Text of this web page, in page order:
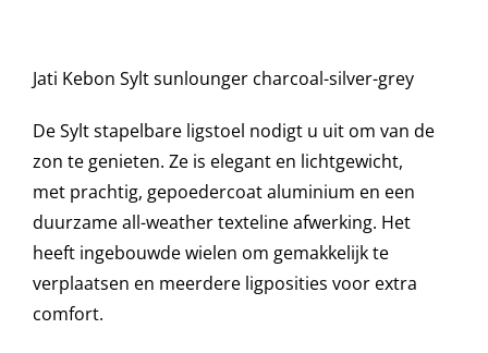
Verlichting
Onderhoud
Accessoires en Kado
(bestelaantal
2)
aantal
Jati Kebon Sylt sunlounger charcoal-silver-grey
De Sylt stapelbare ligstoel nodigt u uit om van de
zon te genieten. Ze is elegant en lichtgewicht,
met prachtig, gepoedercoat aluminium en een
duurzame all-weather texteline afwerking. Het
heeft ingebouwde wielen om gemakkelijk te
verplaatsen en meerdere ligposities voor extra
comfort.